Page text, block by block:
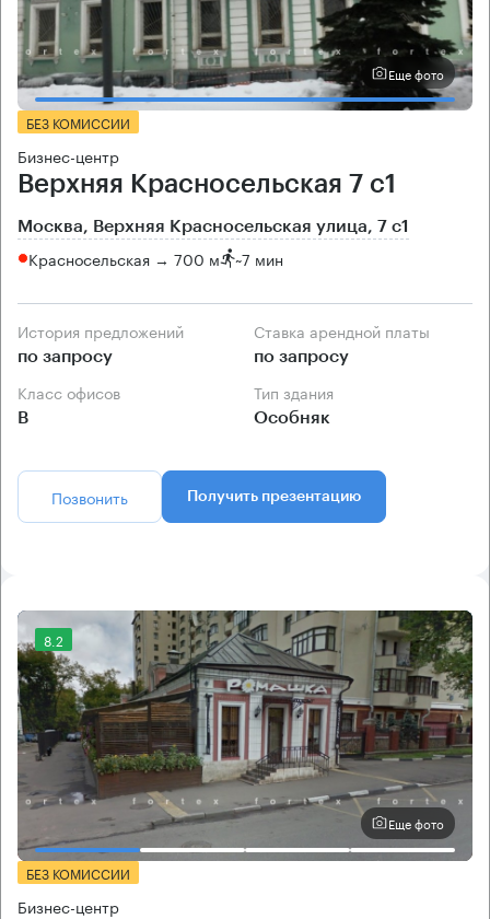
Еще фото
БЕЗ КОМИССИИ
Бизнес-центр
Верхняя Красносельская 7 с1
Москва, Верхняя Красносельская улица, 7 с1
Красносельская → 700 м ~7 мин
История предложений
по запросу
Ставка арендной платы
по запросу
Класс офисов
B
Тип здания
Особняк
Позвонить Получить презентацию
8.2
Еще фото
БЕЗ КОМИССИИ
Бизнес-центр